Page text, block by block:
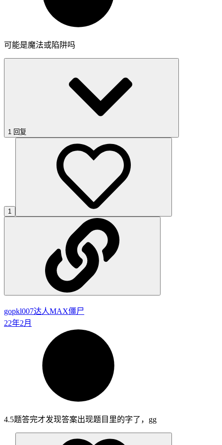
可能是魔法或陷阱吗
1 回复
1
gopkl007达人MAX僵尸
22年2月
4.5题答完才发现答案出现题目里的字了，gg